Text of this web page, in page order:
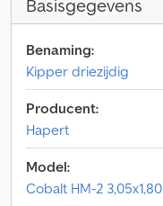
Basisgegevens
Benaming:
Kipper driezijdig
Producent:
Hapert
Model:
Cobalt HM-2